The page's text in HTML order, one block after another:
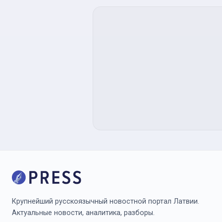
Крупнейший русскоязычный новостной портал Латвии.
Актуальные новости, аналитика, разборы.